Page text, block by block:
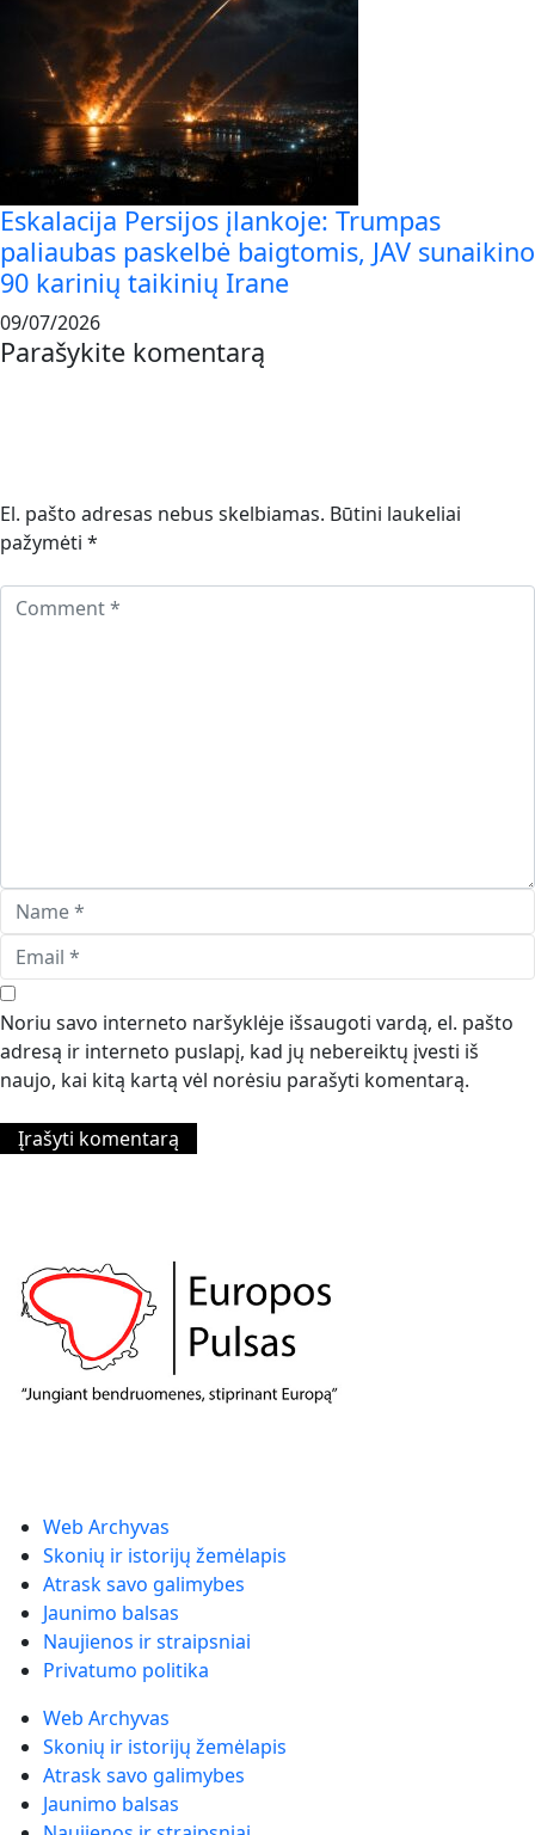
Eskalacija Persijos įlankoje: Trumpas
paliaubas paskelbė baigtomis, JAV sunaikino
90 karinių taikinių Irane
09/07/2026
Parašykite komentarą
El. pašto adresas nebus skelbiamas. Būtini laukeliai
pažymėti *
Noriu savo interneto naršyklėje išsaugoti vardą, el. pašto
adresą ir interneto puslapį, kad jų nebereiktų įvesti iš
naujo, kai kitą kartą vėl norėsiu parašyti komentarą.
Web Archyvas
Skonių ir istorijų žemėlapis
Atrask savo galimybes
Jaunimo balsas
Naujienos ir straipsniai
Privatumo politika
Web Archyvas
Skonių ir istorijų žemėlapis
Atrask savo galimybes
Jaunimo balsas